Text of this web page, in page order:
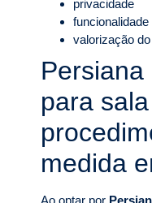
privacidade
funcionalidade
valorização
para
medida
Ao optar por